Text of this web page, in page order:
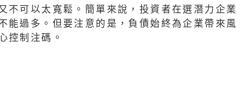
不可以太寬鬆。簡單來說，投資者在選潛力企業
能過多。但要注意的是，負債始終為企業帶來風
控制注碼。